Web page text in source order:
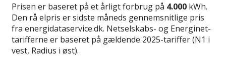
Prisen er baseret på et årligt forbrug på 4.000 kWh.
Den rå elpris er sidste måneds gennemsnitlige pris
fra energidataservice.dk. Netselskabs- og Energinet-
tarifferne er baseret på gældende 2025-tariffer (N1 i
vest, Radius i øst).